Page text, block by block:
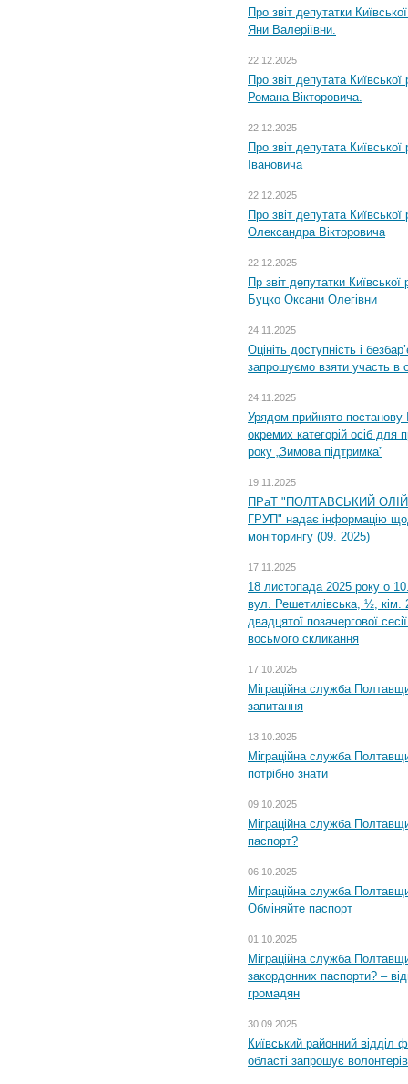
Про звіт депутатки
Яни Валеріївни.
22.12.2025
Про звіт депутата
Романа Вікторовича.
22.12.2025
Про звіт депутата
Івановича
22.12.2025
Про звіт депутата
Олександра Вікторовича
22.12.2025
Пр звіт депутатки
Буцко Оксани Олегівни
24.11.2025
Оцініть доступність і
запрошуємо взяти участь в
24.11.2025
Урядом прийнято постанову
окремих категорій осіб для
року „Зимова підтримка”
19.11.2025
ПРаТ "ПОЛТАВСЬКИЙ
ГРУП" надає інформацію
моніторингу (09. 2025)
17.11.2025
18 листопада 2025 року о
вул. Решетилівська, ½, кім.
двадцятої позачергової
восьмого скликання
17.10.2025
Міграційна служба
запитання
13.10.2025
Міграційна служба
потрібно знати
09.10.2025
Міграційна служба
паспорт?
06.10.2025
Міграційна служба
Обміняйте паспорт
01.10.2025
Міграційна служба
закордонних паспорти? –
громадян
30.09.2025
Київський районний відділ
області запрошує